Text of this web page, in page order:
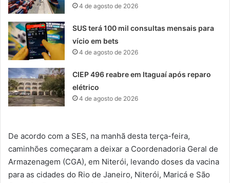
4 de agosto de 2026
SUS terá 100 mil consultas mensais para
vício em bets
4 de agosto de 2026
CIEP 496 reabre em Itaguaí após reparo
elétrico
4 de agosto de 2026
De acordo com a SES, na manhã desta terça-feira,
caminhões começaram a deixar a Coordenadoria Geral de
Armazenagem (CGA), em Niterói, levando doses da vacina
para as cidades do Rio de Janeiro, Niterói, Maricá e São